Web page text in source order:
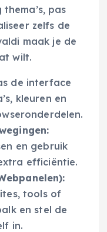
pas
zelfs de
maak je de
wilt.
de interface
kleuren en
en gebruik
efficiëntie.
tools of
en stel de
in.